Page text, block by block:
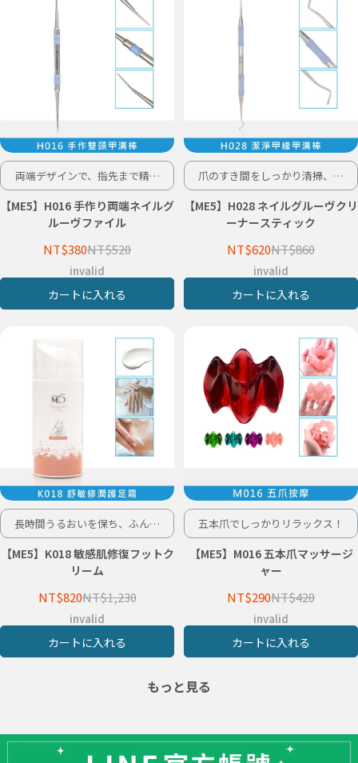
両端デザインで、指先まで精密
ケア。
【ME5】H016 手作り両端ネイルグ
ルーヴファイル
NT$380NT$520
invalid
カートに入れる
爪のすき間をしっかり清掃、汚
れにさようなら。
【ME5】H028 ネイルグルーヴクリ
ーナースティック
NT$620NT$860
invalid
カートに入れる
長時間うるおいを保ち、ふんわ
り柔らかい足元へ
【ME5】K018 敏感肌修復フットク
リーム
NT$820NT$1,230
invalid
カートに入れる
五本爪でしっかりリラックス！
【ME5】M016 五本爪マッサージ
ャー
NT$290NT$420
invalid
カートに入れる
もっと見る